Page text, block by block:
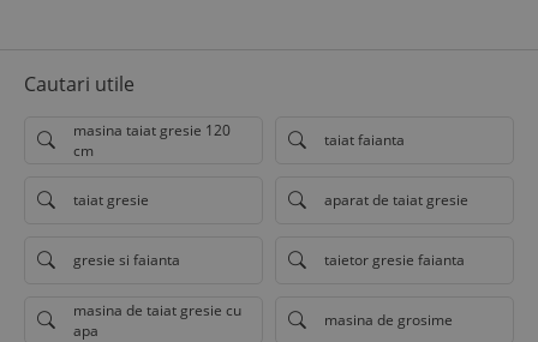
Cautari utile
masina taiat gresie 120
cm
taiat faianta
taiat gresie aparat de taiat gresie
gresie si faianta taietor gresie faianta
masina de taiat gresie cu
apa
masina de grosime